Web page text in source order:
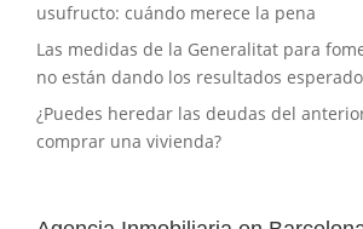
usufructo: cuándo merece la pena
Las medidas de la Generalitat para
no están dando los resultados
¿Puedes heredar las deudas del
comprar una vivienda?